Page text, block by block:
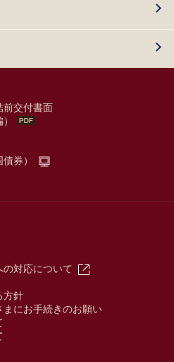
前交付書面
券）
の対応について
方針
にお手続きのお願い